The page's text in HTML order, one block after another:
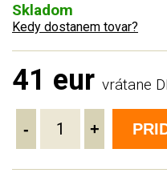
Skladom
Kedy dostanem tovar?
41 eur vrátane
- +